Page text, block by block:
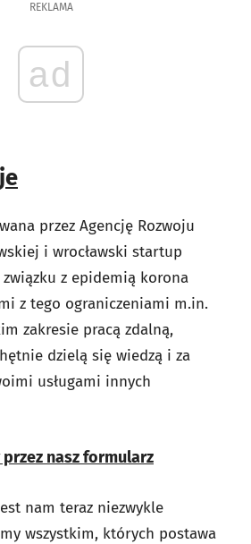
REKLAMA
ad
przez Agencję Rozwoju
i wrocławski startup
związku z epidemią korona
z tego ograniczeniami m.in.
zakresie pracą zdalną,
dzielą się wiedzą i za
usługami innych
nasz formularz
nam teraz niezwykle
wszystkim, których postawa